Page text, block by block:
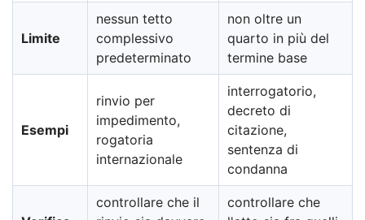
Limite
nessun tetto
complessivo
predeterminato
non oltre un
quarto in più del
termine base
Esempi
rinvio per
impedimento,
rogatoria
internazionale
interrogatorio,
decreto di
citazione,
sentenza di
condanna
controllare che il
controllare che